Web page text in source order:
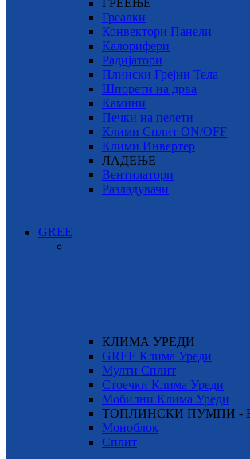
ГРЕЕЊЕ
Греалки
Конвектори Панели
Калорифери
Радијатори
Плински Грејни Тела
Шпорети на дрва
Камини
Печки на пелети
Клими Сплит ON/OFF
Клими Инвертер
ЛАДЕЊЕ
Вентилатори
Разладувачи
GREE
КЛИМА УРЕДИ
GREE Клима Уреди
Мулти Сплит
Стоечки Клима Уреди
Мобилни Клима Уреди
ТОПЛИНСКИ ПУМПИ -
Моноблок
Сплит